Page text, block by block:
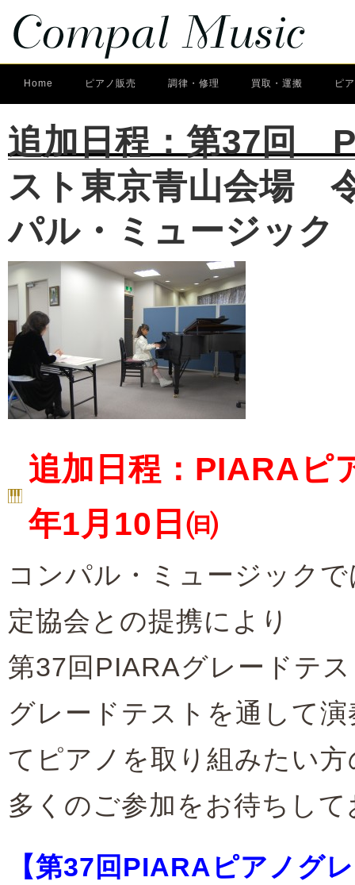
Home ピアノ販売 調律・修理 買取・運搬 ピ
追加日程：第37回
スト東京青山会場
パル・ミュージック
追加日程：PIARA
年1月10日㈰
コンパル・ミュージック
定協会との提携により
第37回PIARAグレードテ
グレードテストを通して
てピアノを取り組みたい方
多くのご参加をお待ちし
【第37回PIARAピアノグ